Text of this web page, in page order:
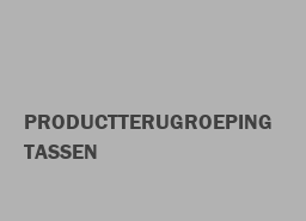
PRODUCTTERUGROEPING
TASSEN